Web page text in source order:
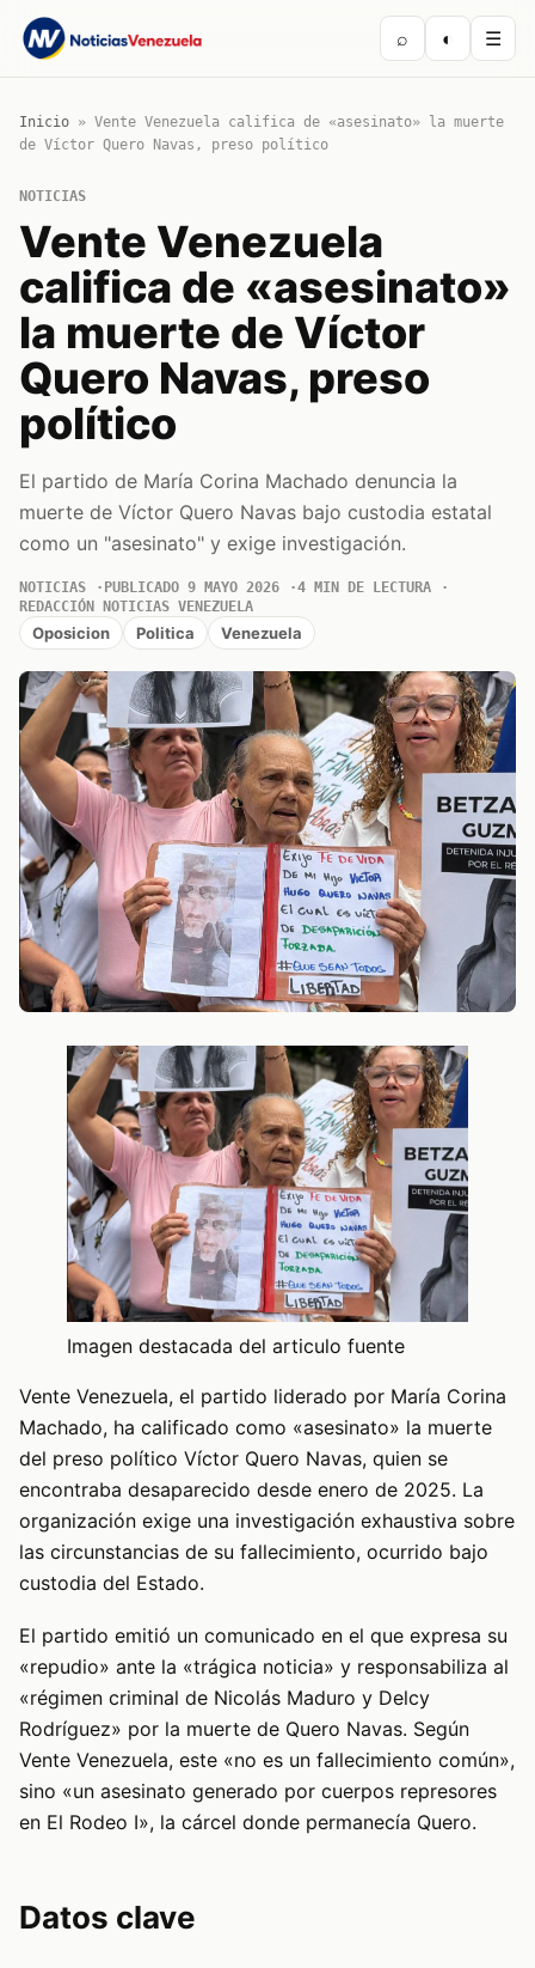
⌕ ◐ ☰
Inicio » Vente Venezuela califica de «asesinato» la muerte
de Víctor Quero Navas, preso político
NOTICIAS
Vente Venezuela
califica de «asesinato»
la muerte de Víctor
Quero Navas, preso
político
El partido de María Corina Machado denuncia la
muerte de Víctor Quero Navas bajo custodia estatal
como un "asesinato" y exige investigación.
NOTICIAS PUBLICADO 9 MAYO 2026
4 MIN DE LECTURA
REDACCIÓN NOTICIAS VENEZUELA
Oposicion Politica Venezuela
Imagen destacada del articulo fuente
Vente Venezuela, el partido liderado por María Corina
Machado, ha calificado como «asesinato» la muerte
del preso político Víctor Quero Navas, quien se
encontraba desaparecido desde enero de 2025. La
organización exige una investigación exhaustiva sobre
las circunstancias de su fallecimiento, ocurrido bajo
custodia del Estado.
El partido emitió un comunicado en el que expresa su
«repudio» ante la «trágica noticia» y responsabiliza al
«régimen criminal de Nicolás Maduro y Delcy
Rodríguez» por la muerte de Quero Navas. Según
Vente Venezuela, este «no es un fallecimiento común»,
sino «un asesinato generado por cuerpos represores
en El Rodeo I», la cárcel donde permanecía Quero.
Datos clave